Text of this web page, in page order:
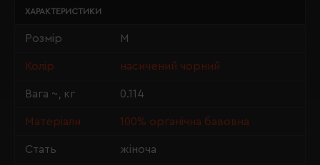
ХАРАКТЕРИСТИКИ
Розмір M
Колір насичений чорний
Вага ~, кг 0.114
Матеріали 100% органічна бавовна
Стать жіноча